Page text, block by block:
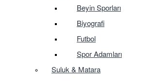
Beyin Sporları
Biyografi
Futbol
Spor Adamları
Suluk & Matara